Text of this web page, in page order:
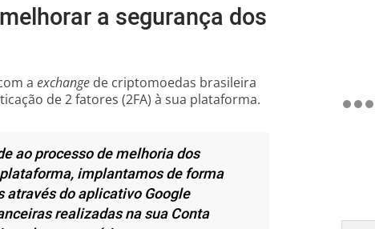
a segurança dos
a exchange de criptomoedas brasileira
de 2 fatores (2FA) à sua plataforma.
ao processo de melhoria dos
implantamos de forma
do aplicativo Google
realizadas na sua Conta